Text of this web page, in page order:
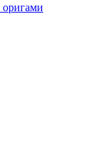
оригами